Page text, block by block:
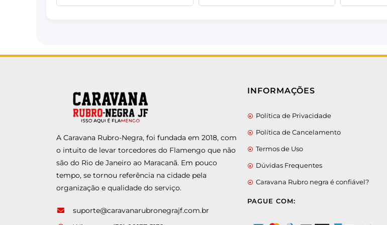
A Caravana Rubro-Negra, foi fundada em 2018, com
o intuito de levar torcedores do Flamengo que não
são do Rio de Janeiro ao Maracanã. Em pouco
tempo, se tornou referência na cidade pela
organização e qualidade do serviço.
suporte@caravanarubronegrajf.com.br
INFORMAÇÕES
Política de Privacidade
Política de Cancelamento
Termos de Uso
Dúvidas Frequentes
Caravana Rubro negra é confiável?
PAGUE COM: